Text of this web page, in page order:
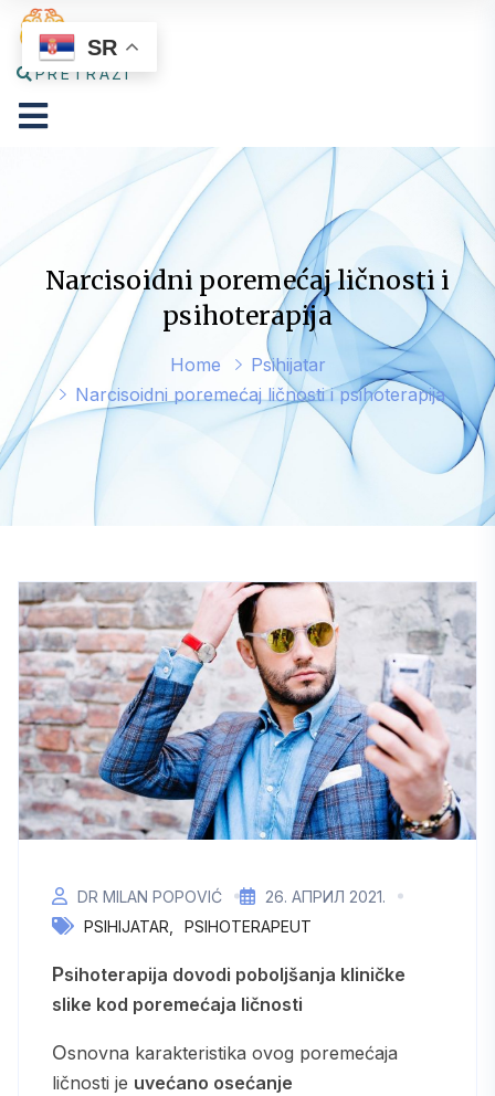
PRETRAŽI
Narcisoidni poremećaj ličnosti i
psihoterapija
Home
Psihijatar
Narcisoidni poremećaj ličnosti i psihoterapija
DR MILAN POPOVIĆ
26. АПРИЛ 2021.
PSIHIJATAR
PSIHOTERAPEUT
Psihoterapija dovodi poboljšanja kliničke
slike kod poremećaja ličnosti
Osnovna karakteristika ovog poremećaja
ličnosti je uvećano osećanje
SR